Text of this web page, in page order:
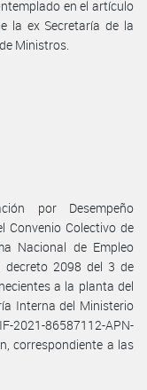
en el artículo
la ex Secretaría de la
Ministros.
por Desempeño
Convenio Colectivo de
Nacional de Empleo
decreto 2098 del 3 de
a la planta del
Interna del Ministerio
2021-86587112-APN-
correspondiente a las